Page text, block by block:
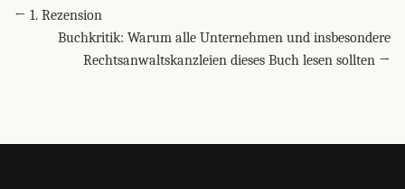
← 1. Rezension
Buchkritik: Warum alle Unternehmen und insbesondere
Rechtsanwaltskanzleien dieses Buch lesen sollten →